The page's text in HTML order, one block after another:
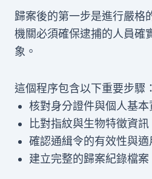
歸案後的第一步是進行嚴格
機關必須確保逮捕的人員確
象。
這個程序包含以下重要步驟：
核對身分證件與個人基本
比對指紋與生物特徵資訊
確認通緝令的有效性與適
建立完整的歸案紀錄檔案